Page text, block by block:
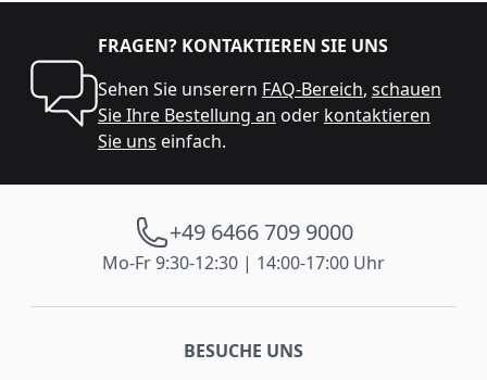
FRAGEN? KONTAKTIEREN SIE UNS
Sehen Sie unserern FAQ-Bereich, schauen
Sie Ihre Bestellung an oder kontaktieren
Sie uns einfach.
+49 6466 709 9000
Mo-Fr 9:30-12:30 | 14:00-17:00 Uhr
BESUCHE UNS